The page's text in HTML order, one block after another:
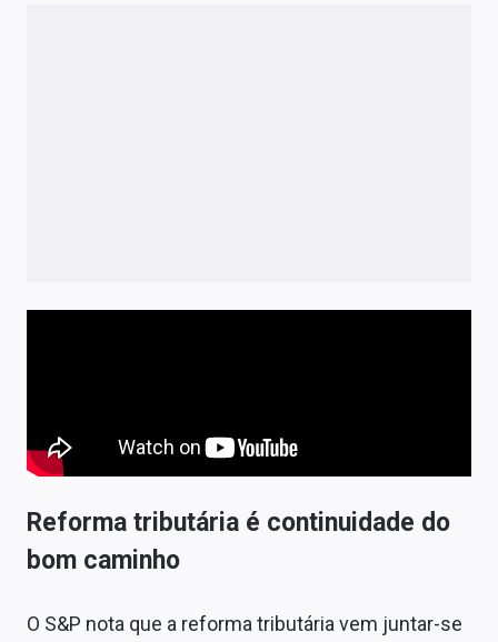
Reforma tributária é continuidade do
bom caminho
O S&P nota que a reforma tributária vem juntar-se